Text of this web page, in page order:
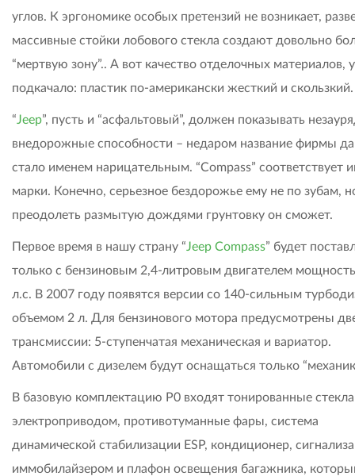
углов. К эргономике особых претензий не возникает,
массивные стойки лобового стекла создают довольно
“мертвую зону”.. А вот качество отделочных материалов,
подкачало: пластик по-американски жесткий и скользкий.
“Jeep”, пусть и “асфальтовый”, должен показывать
внедорожные способности – недаром название фирмы
стало именем нарицательным. “Сompass” соответствует
марки. Конечно, серьезное бездорожье ему не по зубам,
преодолеть размытую дождями грунтовку он сможет.
Первое время в нашу страну “Jeep Compass” будет
только с бензиновым 2,4-литровым двигателем
л.с. В 2007 году появятся версии со 140-сильным
объемом 2 л. Для бензинового мотора предусмотрены
трансмиссии: 5-ступенчатая механическая и вариатор.
Автомобили с дизелем будут оснащаться только
В базовую комплектацию P0 входят тонированные
электроприводом, противотуманные фары, система
динамической стабилизации ESP, кондиционер,
иммобилайзером и плафон освещения багажника,